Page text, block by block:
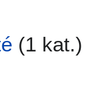
(1 kat.)